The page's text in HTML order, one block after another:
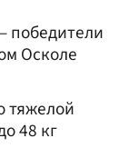
победители
Осколе
тяжелой
48 кг